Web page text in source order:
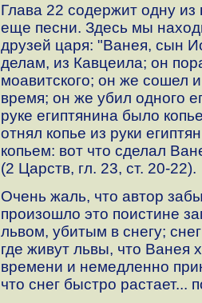
Глава 22 содержит одну
еще песни. Здесь мы
друзей царя: "Ванея, сын
делам, из Кавцеила; он
моавитского; он же сошел
время; он же убил одного
руке египтянина было
отнял копье из руки
копьем: вот что сделал
(2 Царств, гл. 23, ст. 20-22).
Очень жаль, что автор
произошло это поистине
львом, убитым в снегу;
где живут львы, что Ванея
времени и немедленно
что снег быстро растает...